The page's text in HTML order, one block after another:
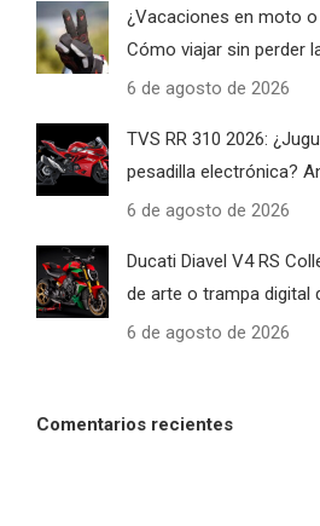
¿Vacaciones en moto
Cómo viajar sin perder
6 de agosto de 2026
TVS RR 310 2026:
pesadilla electrónica?
6 de agosto de 2026
Ducati Diavel V4 RS
de arte o trampa digital
6 de agosto de 2026
Comentarios recientes